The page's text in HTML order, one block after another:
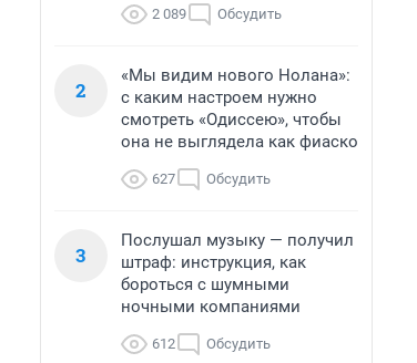
2 089 Обсудить
2
«Мы видим нового Нолана»:
с каким настроем нужно
смотреть «Одиссею», чтобы
она не выглядела как фиаско
627 Обсудить
3
Послушал музыку — получил
штраф: инструкция, как
бороться с шумными
ночными компаниями
612 Обсудить